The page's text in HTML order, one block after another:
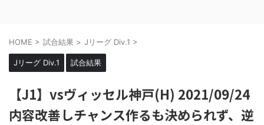
HOME > 試合結果 > Jリーグ Div.1 >
Jリーグ Div.1 試合結果
【J1】vsヴィッセル神戸(H) 2021/09/24
内容改善しチャンス作るも決められず、逆